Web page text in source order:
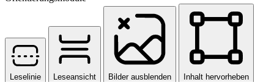
Leselinie Leseansicht Bilder ausblenden Inhalt hervorheben